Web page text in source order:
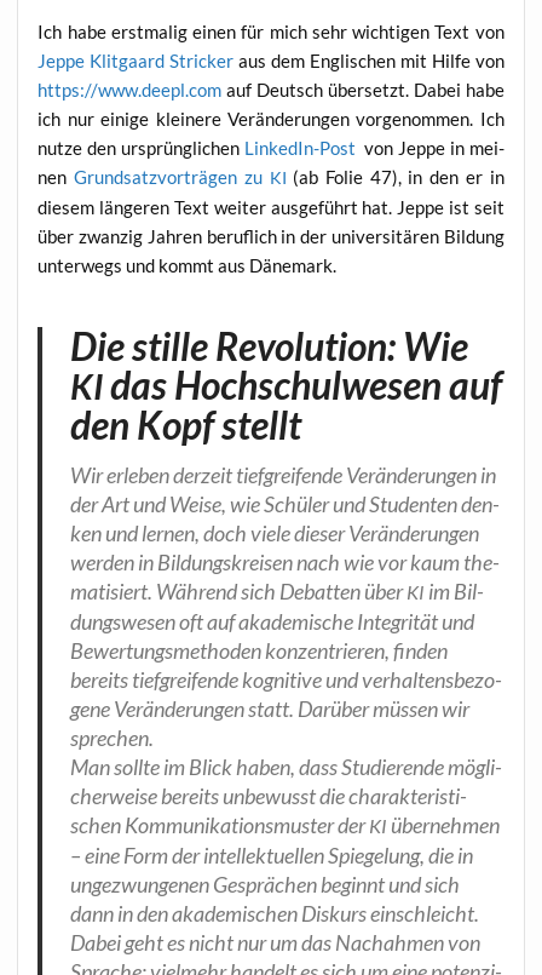
Ich habe erst­ma­lig einen für mich sehr wich­ti­gen Text von
Jep­pe Klit­gaard Stri­cker aus dem Eng­li­schen mit Hil­fe von
https://www.deepl.com auf Deutsch über­setzt. Dabei habe
ich nur eini­ge klei­ne­re Ver­än­de­run­gen vor­ge­nom­men. Ich
nut­ze den ursprüng­li­chen Lin­ke­dIn-Post von Jep­pe in mei­
nenGrund­satz­vor­trä­gen zu KI (ab Folie 47), in den er in
die­sem län­ge­ren Text wei­ter aus­ge­führt hat. Jep­pe ist seit
über zwan­zig Jah­ren beruf­lich in der uni­ver­si­tä­ren Bil­dung
unter­wegs und kommt aus Dänemark.
Die stille Revolution: Wie
KIdas Hochschulwesen auf
den Kopf stellt
Wir erle­ben der­zeit tief­grei­fen­de Ver­än­de­run­gen in
der Art und Wei­se, wie Schü­ler und Stu­den­ten den­
ken und ler­nen, doch vie­le die­ser Ver­än­de­run­gen
wer­den in Bil­dungs­krei­sen nach wie vor kaum the­
ma­ti­siert. Wäh­rend sich Debat­ten überKI im Bil­
dungs­we­sen oft auf aka­de­mi­sche Inte­gri­tät und
Bewer­tungs­me­tho­den kon­zen­trie­ren, fin­den
bereits tief­grei­fen­de kogni­ti­ve und ver­hal­tens­be­zo­
ge­ne Ver­än­de­run­gen statt. Dar­über müs­sen wir
sprechen.
Man soll­te im Blick haben, dass Stu­die­ren­de mög­li­
cher­wei­se bereits unbe­wusst die cha­rak­te­ris­ti­
schen Kom­mu­ni­ka­ti­ons­mus­ter derKI über­neh­men
– eine Form der intel­lek­tu­el­len Spie­ge­lung, die in
unge­zwun­ge­nen Gesprä­chen beginnt und sich
dann in den aka­de­mi­schen Dis­kurs ein­schleicht.
Dabei geht es nicht nur um das Nach­ah­men von